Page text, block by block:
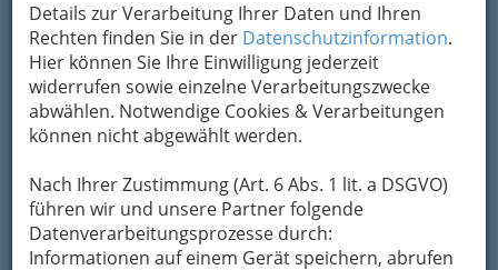
Details zur Verarbeitung Ihrer Daten und Ihren
Rechten finden Sie in der Datenschutzinformation.
Hier können Sie Ihre Einwilligung jederzeit
widerrufen sowie einzelne Verarbeitungszwecke
abwählen. Notwendige Cookies & Verarbeitungen
können nicht abgewählt werden.
Nach Ihrer Zustimmung (Art. 6 Abs. 1 lit. a DSGVO)
führen wir und unsere Partner folgende
Datenverarbeitungsprozesse durch:
Informationen auf einem Gerät speichern, abrufen
Kontaktaufnahme
Um die Info-Graz Firmenvor Spam-Mails zu
bewahren, verwenden wir an dieser Stelle zur
Übermittlung Ihrer Nachricht ein sicheres
Formular. Ihre Nachricht wird nach dem
Absenden umgehend per Mail an das
Unternehmen Kirchenwirt Josef Pfeifer e.U. -